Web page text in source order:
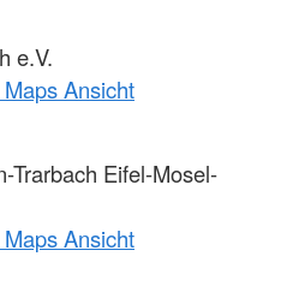
e.V.
Ansicht
Trarbach Eifel-Mosel-
Ansicht